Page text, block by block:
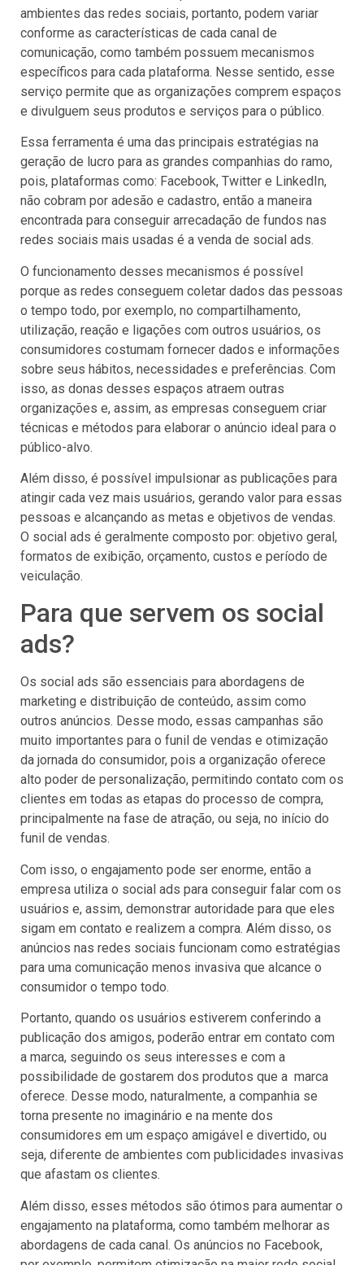
ambientes das redes sociais, portanto, podem variar
conforme as características de cada canal de
comunicação, como também possuem mecanismos
específicos para cada plataforma. Nesse sentido, esse
serviço permite que as organizações comprem espaços
e divulguem seus produtos e serviços para o público.
Essa ferramenta é uma das principais estratégias na
geração de lucro para as grandes companhias do ramo,
pois, plataformas como: Facebook, Twitter e LinkedIn,
não cobram por adesão e cadastro, então a maneira
encontrada para conseguir arrecadação de fundos nas
redes sociais mais usadas é a venda de social ads.
O funcionamento desses mecanismos é possível
porque as redes conseguem coletar dados das pessoas
o tempo todo, por exemplo, no compartilhamento,
utilização, reação e ligações com outros usuários, os
consumidores costumam fornecer dados e informações
sobre seus hábitos, necessidades e preferências. Com
isso, as donas desses espaços atraem outras
organizações e, assim, as empresas conseguem criar
técnicas e métodos para elaborar o anúncio ideal para o
público-alvo.
Além disso, é possível impulsionar as publicações para
atingir cada vez mais usuários, gerando valor para essas
pessoas e alcançando as metas e objetivos de vendas.
O social ads é geralmente composto por: objetivo geral,
formatos de exibição, orçamento, custos e período de
veiculação.
Para que servem os social
ads?
Os social ads são essenciais para abordagens de
marketing e distribuição de conteúdo, assim como
outros anúncios. Desse modo, essas campanhas são
muito importantes para o funil de vendas e otimização
da jornada do consumidor, pois a organização oferece
alto poder de personalização, permitindo contato com os
clientes em todas as etapas do processo de compra,
principalmente na fase de atração, ou seja, no início do
funil de vendas.
Com isso, o engajamento pode ser enorme, então a
empresa utiliza o social ads para conseguir falar com os
usuários e, assim, demonstrar autoridade para que eles
sigam em contato e realizem a compra. Além disso, os
anúncios nas redes sociais funcionam como estratégias
para uma comunicação menos invasiva que alcance o
consumidor o tempo todo.
Portanto, quando os usuários estiverem conferindo a
publicação dos amigos, poderão entrar em contato com
a marca, seguindo os seus interesses e com a
possibilidade de gostarem dos produtos que a marca
oferece. Desse modo, naturalmente, a companhia se
torna presente no imaginário e na mente dos
consumidores em um espaço amigável e divertido, ou
seja, diferente de ambientes com publicidades invasivas
que afastam os clientes.
Além disso, esses métodos são ótimos para aumentar o
engajamento na plataforma, como também melhorar as
abordagens de cada canal. Os anúncios no Facebook,